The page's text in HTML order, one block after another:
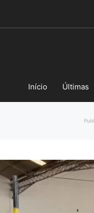
Início Últimas